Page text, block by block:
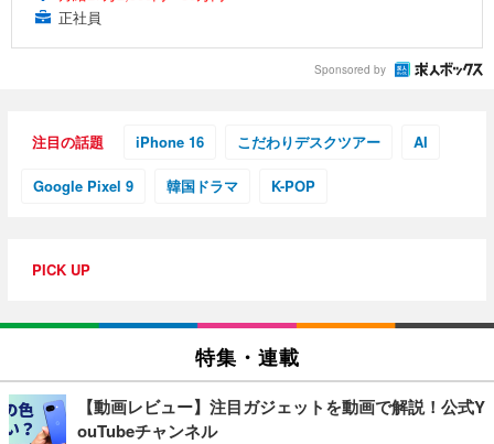
正社員
Sponsored by
注目の話題 iPhone 16 こだわりデスクツアー AI
Google Pixel 9 韓国ドラマ K-POP
PICK UP
特集・連載
【動画レビュー】注目ガジェットを動画で解説！公式Y
ouTubeチャンネル